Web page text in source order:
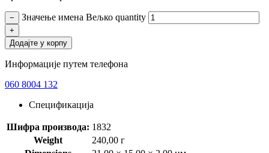
− Значење имена Вељко quantity
+
Додајте у корпу
Информације путем телефона
060 8004 132
Спецификација
Шифра производа: 1832
Weight
240,00 г